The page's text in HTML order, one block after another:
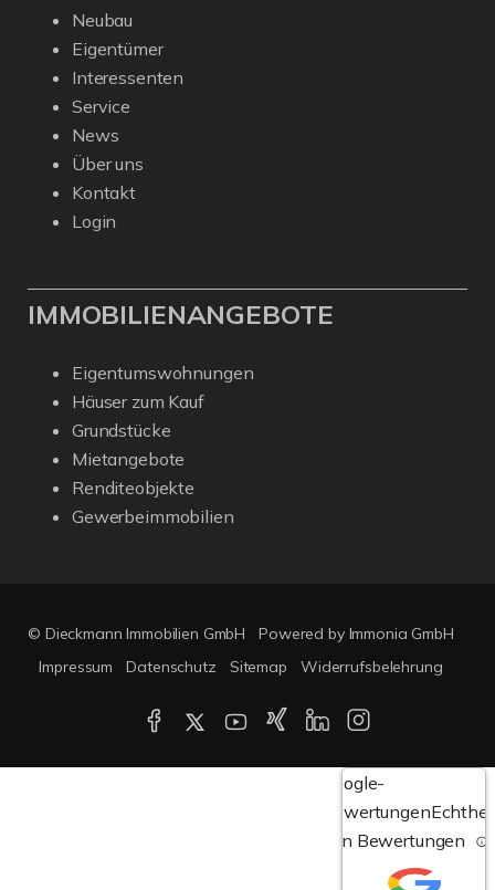
Neubau
Eigentümer
Interessenten
Service
News
Über uns
Kontakt
Login
IMMOBILIENANGEBOTE
Eigentumswohnungen
Häuser zum Kauf
Grundstücke
Mietangebote
Renditeobjekte
Gewerbeimmobilien
© Dieckmann Immobilien GmbH
Powered by Immonia GmbH
Impressum
Datenschutz Sitemap Widerrufsbelehrung
Google-
Bewertungen
von Bewertungen